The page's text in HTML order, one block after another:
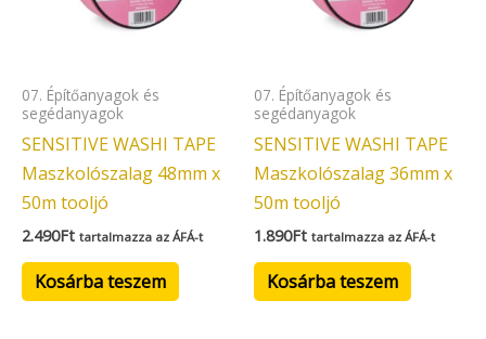
07. Építőanyagok és
segédanyagok
SENSITIVE WASHI TAPE
Maszkolószalag 48mm x
50m tooljó
2.490Ft tartalmazza az ÁFÁ-t
Kosárba teszem
07. Építőanyagok és
segédanyagok
SENSITIVE WASHI TAPE
Maszkolószalag 36mm x
50m tooljó
1.890Ft tartalmazza az ÁFÁ-t
Kosárba teszem